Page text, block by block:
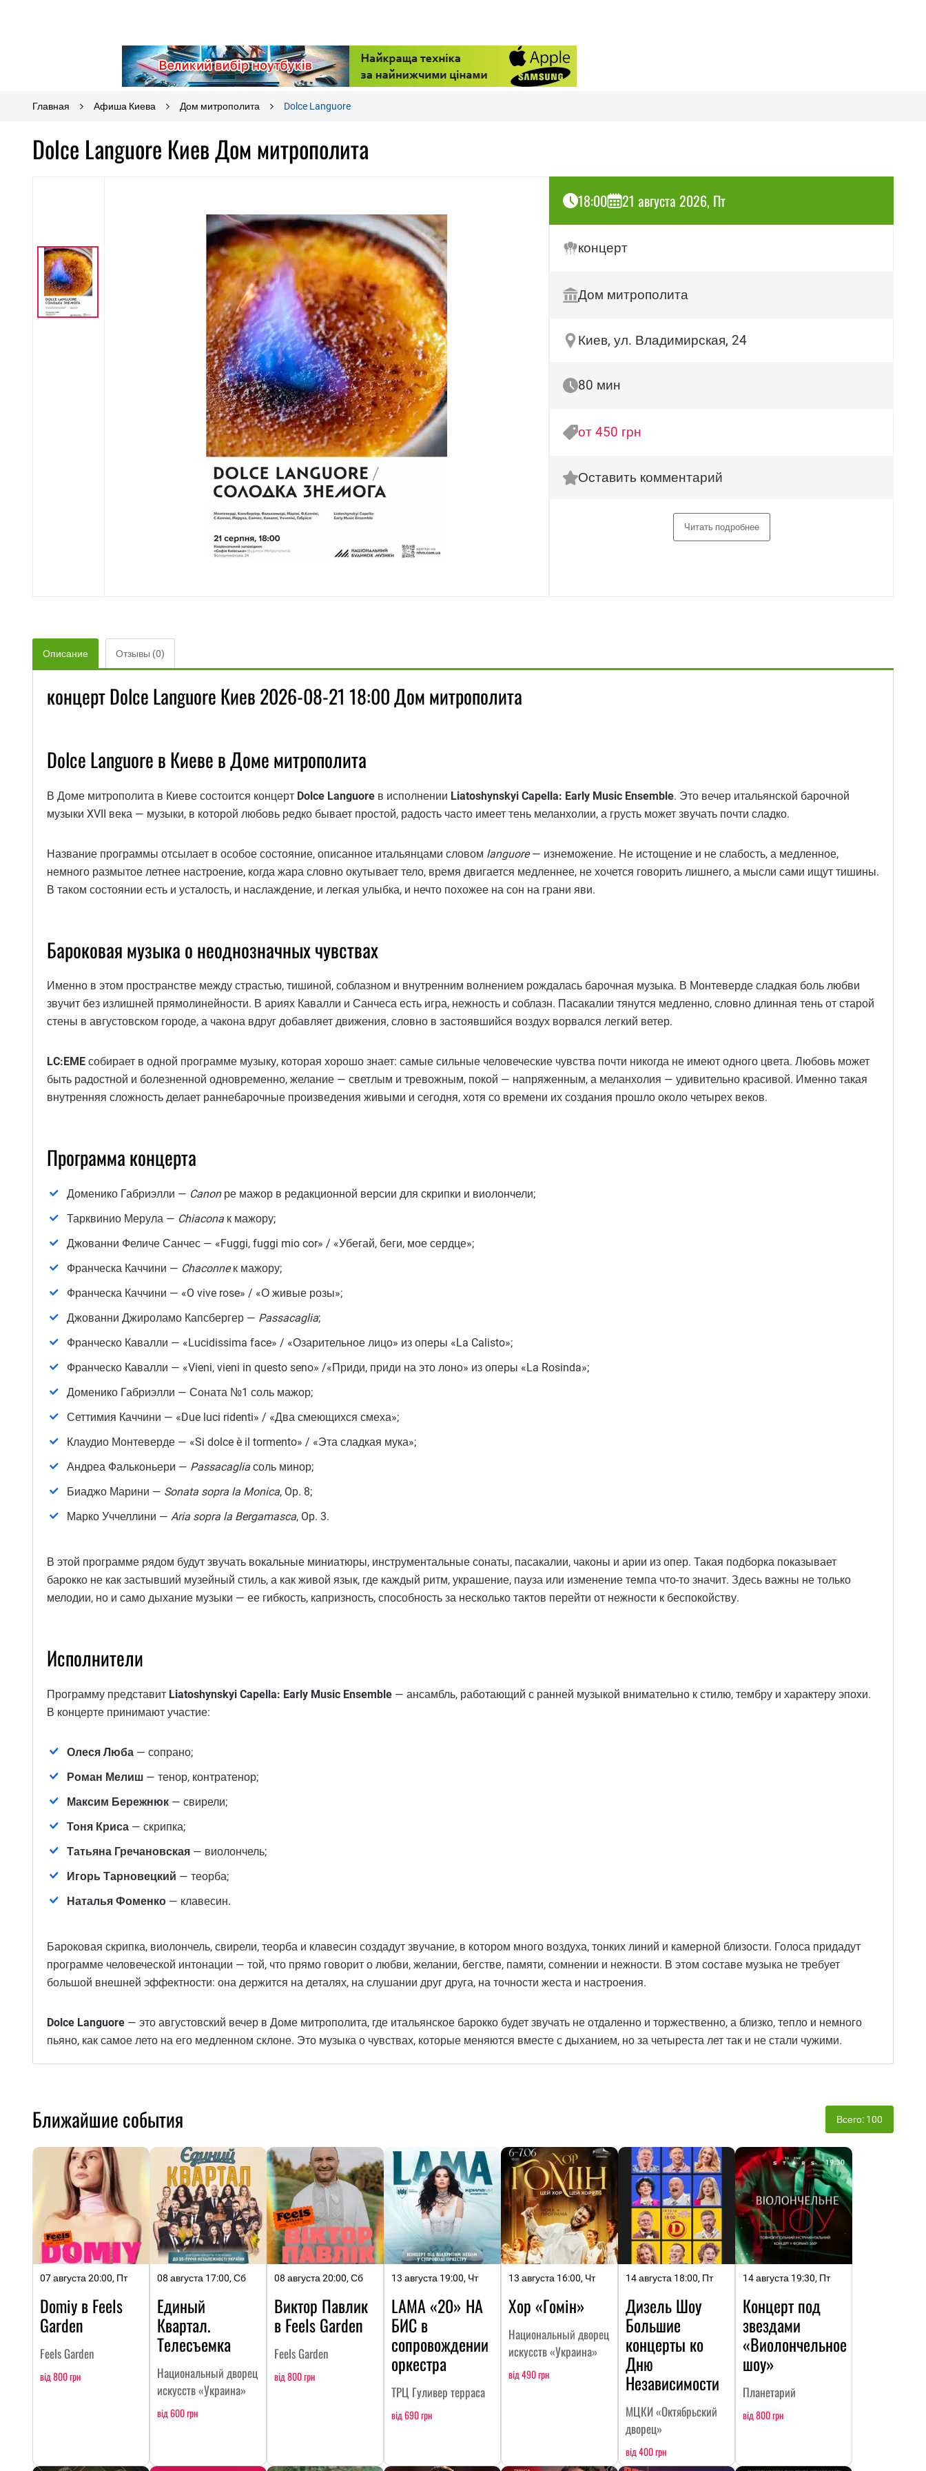
Главная Афиша Киева Дом митрополита Dolce Languore
Dolce Languore Киев Дом митрополита
18:00 21 августа 2026, Пт
концерт
Дом митрополита
Киев, ул. Владимирская, 24
80 мин
от 450 грн
Оставить комментарий
Читать подробнее
Описание Отзывы (0)
концерт Dolce Languore Киев 2026-08-21 18:00 Дом митрополита
Dolce Languore в Киеве в Доме митрополита
В Доме митрополита в Киеве состоится концерт Dolce Languore в исполнении Liatoshynskyi Capella: Early Music Ensemble. Это вечер итальянской барочной
музыки XVII века — музыки, в которой любовь редко бывает простой, радость часто имеет тень меланхолии, а грусть может звучать почти сладко.
Название программы отсылает в особое состояние, описанное итальянцами словом languore— изнеможение. Не истощение и не слабость, а медленное,
немного размытое летнее настроение, когда жара словно окутывает тело, время двигается медленнее, не хочется говорить лишнего, а мысли сами ищут тишины.
В таком состоянии есть и усталость, и наслаждение, и легкая улыбка, и нечто похожее на сон на грани яви.
Бароковая музыка о неоднозначных чувствах
Именно в этом пространстве между страстью, тишиной, соблазном и внутренним волнением рождалась барочная музыка. В Монтеверде сладкая боль любви
звучит без излишней прямолинейности. В ариях Кавалли и Санчеса есть игра, нежность и соблазн. Пасакалии тянутся медленно, словно длинная тень от старой
стены в августовском городе, а чакона вдруг добавляет движения, словно в застоявшийся воздух ворвался легкий ветер.
LC:EME собирает в одной программе музыку, которая хорошо знает: самые сильные человеческие чувства почти никогда не имеют одного цвета. Любовь может
быть радостной и болезненной одновременно, желание — светлым и тревожным, покой — напряженным, а меланхолия — удивительно красивой. Именно такая
внутренняя сложность делает раннебарочные произведения живыми и сегодня, хотя со времени их создания прошло около четырех веков.
Программа концерта
Доменико Габриэлли — Canonре мажор в редакционной версии для скрипки и виолончели;
Тарквинио Мерула — Chiacona к мажору;
Джованни Феличе Санчес — «Fuggi, fuggi mio cor» / «Убегай, беги, мое сердце»;
Франческа Каччини — Chaconneк мажору;
Франческа Каччини — «O vive rose» / «О живые розы»;
Джованни Джироламо Капсбергер — Passacaglia;
Франческо Кавалли — «Lucidissima face» / «Озарительное лицо» из оперы «La Calisto»;
Франческо Кавалли — «Vieni, vieni in questo seno» /«Приди, приди на это лоно» из оперы «La Rosinda»;
Доменико Габриэлли — Соната №1 соль мажор;
Сеттимия Каччини — «Due luci ridenti» / «Два смеющихся смеха»;
Клаудио Монтеверде — «Si dolce è il tormento» / «Эта сладкая мука»;
Андреа Фальконьери — Passacaglia соль минор;
Биаджо Марини — Sonata sopra la Monica, Op. 8;
Марко Уччеллини — Aria sopra la Bergamasca, Op. 3.
В этой программе рядом будут звучать вокальные миниатюры, инструментальные сонаты, пасакалии, чаконы и арии из опер. Такая подборка показывает
барокко не как застывший музейный стиль, а как живой язык, где каждый ритм, украшение, пауза или изменение темпа что-то значит. Здесь важны не только
мелодии, но и само дыхание музыки — ее гибкость, капризность, способность за несколько тактов перейти от нежности к беспокойству.
Исполнители
Программу представит Liatoshynskyi Capella: Early Music Ensemble — ансамбль, работающий с ранней музыкой внимательно к стилю, тембру и характеру эпохи.
В концерте принимают участие:
Олеся Люба — сопрано;
Роман Мелиш — тенор, контратенор;
Максим Бережнюк — свирели;
Тоня Криса — скрипка;
Татьяна Гречановская — виолончель;
Игорь Тарновецкий — теорба;
Наталья Фоменко — клавесин.
Бароковая скрипка, виолончель, свирели, теорба и клавесин создадут звучание, в котором много воздуха, тонких линий и камерной близости. Голоса придадут
программе человеческой интонации — той, что прямо говорит о любви, желании, бегстве, памяти, сомнении и нежности. В этом составе музыка не требует
большой внешней эффектности: она держится на деталях, на слушании друг друга, на точности жеста и настроения.
Dolce Languore — это августовский вечер в Доме митрополита, где итальянское барокко будет звучать не отдаленно и торжественно, а близко, тепло и немного
пьяно, как самое лето на его медленном склоне. Это музыка о чувствах, которые меняются вместе с дыханием, но за четыреста лет так и не стали чужими.
Ближайшие события Всего: 100
07 августа 20:00, Пт
Domiy в Feels
Garden
Feels Garden
від 800 грн
08 августа 17:00, Сб
Единый
Квартал.
Телесъемка
Национальный дворец
искусств «Украина»
від 600 грн
08 августа 20:00, Сб
Виктор Павлик
в Feels Garden
Feels Garden
від 800 грн
13 августа 19:00, Чт
LAMA «20» НА
БИC в
сопровождении
оркестра
ТРЦ Гуливер терраса
від 690 грн
13 августа 16:00, Чт
Хор «Гомін»
Национальный дворец
искусств «Украина»
від 490 грн
14 августа 18:00, Пт
Дизель Шоу
Большие
концерты ко
Дню
Независимости
МЦКИ «Октябрьский
дворец»
від 400 грн
14 августа 19:30, Пт
Концерт под
звездами
«Виолончельное
шоу»
Планетарий
від 800 грн